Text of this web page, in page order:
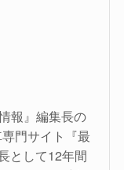
報』編集長の
門サイト『最
として12年間